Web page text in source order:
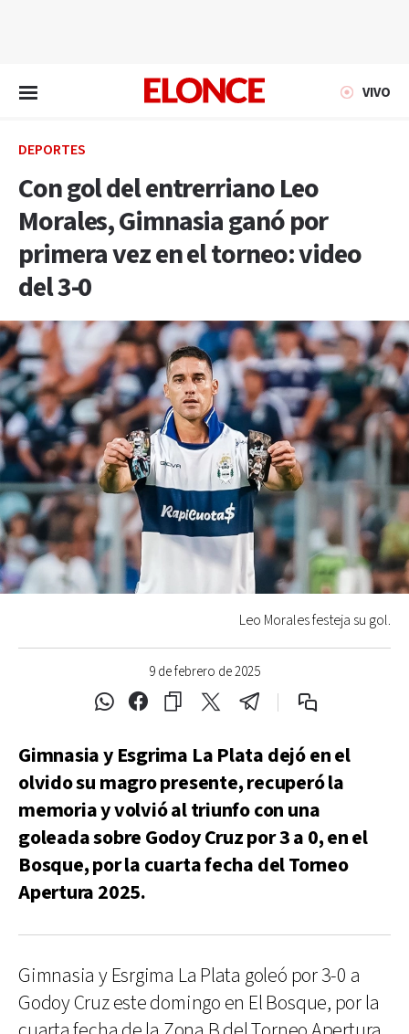
VIVO
DEPORTES
Con gol del entrerriano Leo
Morales, Gimnasia ganó por
primera vez en el torneo: video
del 3-0
9 de febrero de 2025
Leo Morales festeja su gol.
Gimnasia y Esgrima La Plata dejó en el
olvido su magro presente, recuperó la
memoria y volvió al triunfo con una
goleada sobre Godoy Cruz por 3 a 0, en el
Bosque, por la cuarta fecha del Torneo
Apertura 2025.
Gimnasia y Esrgima La Plata goleó por 3-0 a
Godoy Cruz este domingo en El Bosque, por la